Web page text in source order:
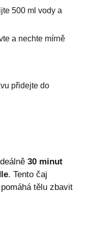
500 ml vody a
a nechte mírně
přidejte do
30 minut
. Tento čaj
tělu zbavit